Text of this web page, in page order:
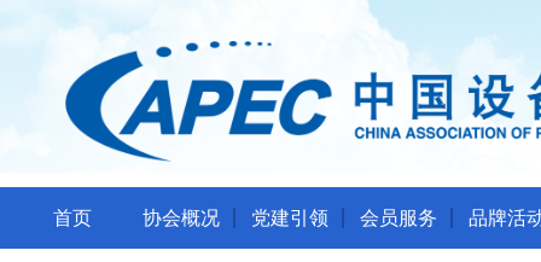
首页 协会概况 党建引领 会员服务 品牌活